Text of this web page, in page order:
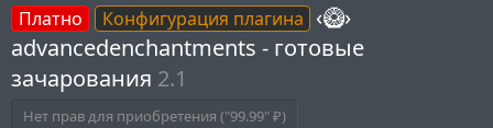
Платно Конфигурация плагина ‹🥝›
advancedenchantments - готовые
зачарования 2.1
Нет прав для приобретения ("99.99" ₽)